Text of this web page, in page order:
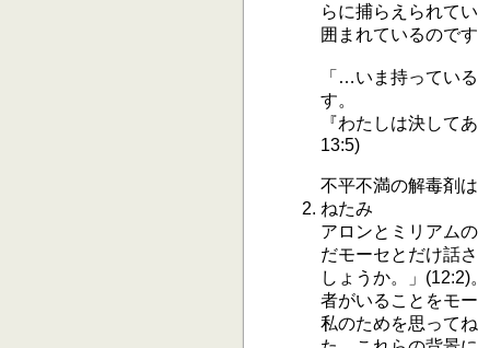
らに捕らえられて
囲まれているのです
「…いま持ってい
す。
『わたしは決して
13:5)
不平不満の解毒剤
ねたみ
アロンとミリアム
だモーセとだけ話
しょうか。」
者がいることをモ
私のためを思って